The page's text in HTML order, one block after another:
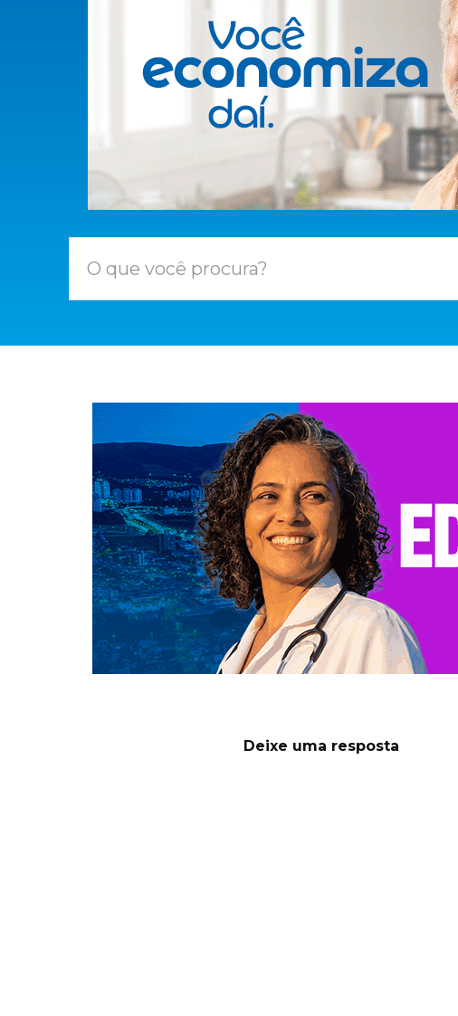
O que você procura?
Deixe uma resposta